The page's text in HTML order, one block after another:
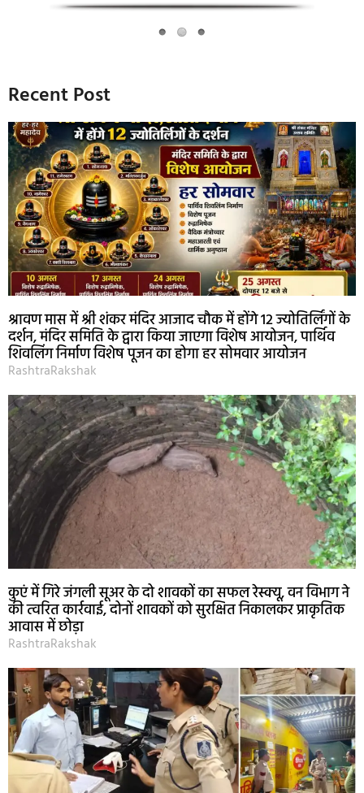
Recent Post
श्रावण मास में श्री शंकर मंदिर आजाद चौक में होंगे 12 ज्योतिर्लिंगों के
दर्शन, मंदिर समिति के द्वारा किया जाएगा विशेष आयोजन, पार्थिव
शिवलिंग निर्माण विशेष पूजन का होगा हर सोमवार आयोजन
RashtraRakshak
कुएं में गिरे जंगली सूअर के दो शावकों का सफल रेस्क्यू, वन विभाग ने
की त्वरित कार्रवाई, दोनों शावकों को सुरक्षित निकालकर प्राकृतिक
आवास में छोड़ा
RashtraRakshak